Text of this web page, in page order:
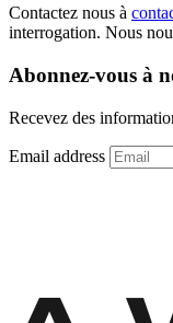
Contactez nous à
interrogation. Nous
Abonnez-vous à
Recevez des
Email address